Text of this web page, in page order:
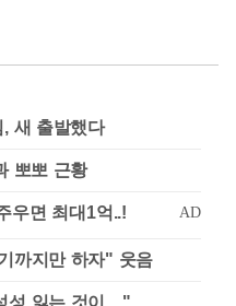
새 출발했다
뽀뽀 근황
까지만 하자" 웃음